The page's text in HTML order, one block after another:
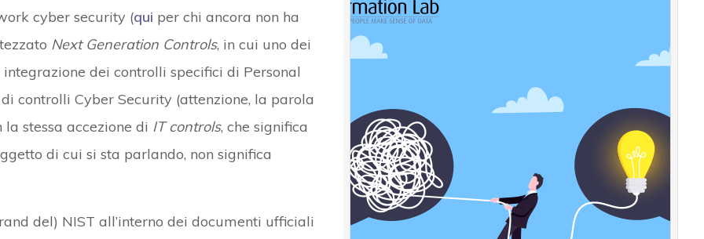
cyber security (qui per chi ancora non ha
Next Generation Controls, in cui uno dei
dei controlli specifici di Personal
controlli Cyber Security (attenzione, la parola
stessa accezione di IT controls, che significa
di cui si sta parlando, non significa
del) NIST all’interno dei documenti ufficiali